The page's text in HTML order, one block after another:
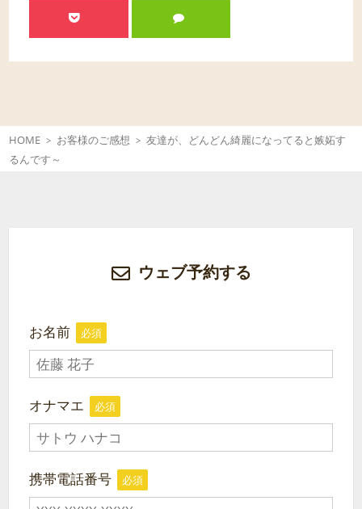
HOME お客様のご感想
友達が、どんどん綺麗になってると嫉妬す
るんです～
ウェブ予約する
お名前 必須
オナマエ 必須
携帯電話番号 必須